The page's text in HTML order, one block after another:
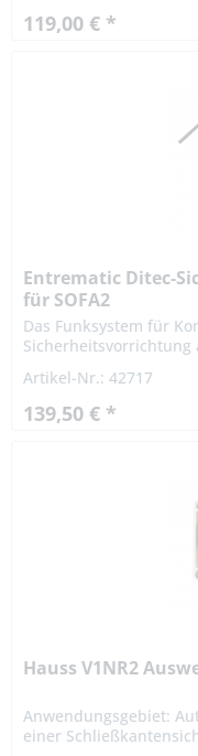
119,00 € *
Entrematic Ditec-
für SOFA2
Das Funksystem für
und/oder IN2 der...
Artikel-Nr.: 42717
139,50 € *
Hauss V1NR2
Anwendungsgebiet:
einer